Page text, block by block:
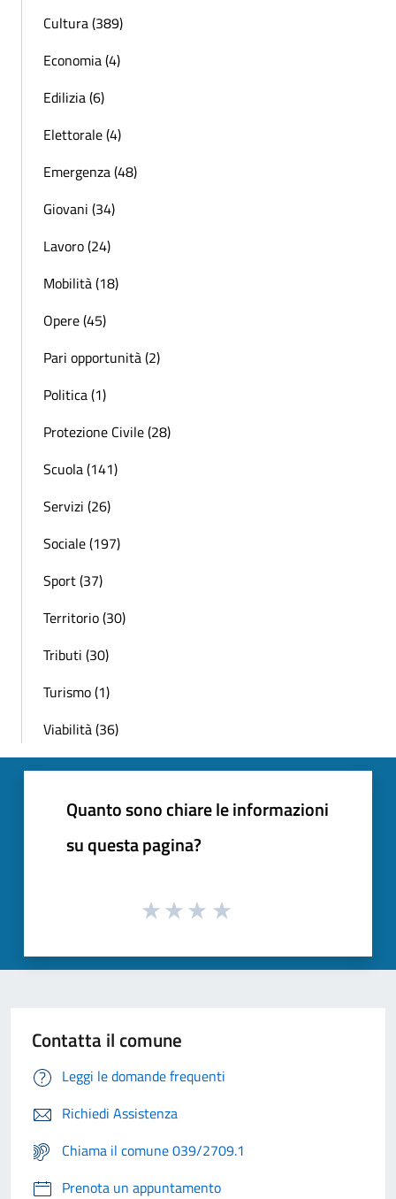
Cultura (389)
Economia (4)
Edilizia (6)
Elettorale (4)
Emergenza (48)
Giovani (34)
Lavoro (24)
Mobilità (18)
Opere (45)
Pari opportunità (2)
Politica (1)
Protezione Civile (28)
Scuola (141)
Servizi (26)
Sociale (197)
Sport (37)
Territorio (30)
Tributi (30)
Turismo (1)
Viabilità (36)
Quanto sono chiare le informazioni
su questa pagina?
Contatta il comune
Leggi le domande frequenti
Richiedi Assistenza
Chiama il comune 039/2709.1
Prenota un appuntamento